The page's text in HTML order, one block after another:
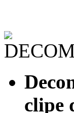
clipe